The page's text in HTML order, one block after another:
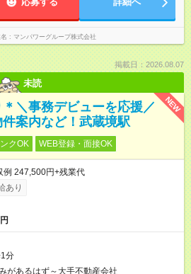
マンパワーグループ株式会社
掲載日：2026.08.07
未読
NEW
＼事務デビューを応援／
案内など！武蔵境駅
クOK WEB登録・面接OK
247,500円+残業代
あり
分
があるはず～大手不動産会社